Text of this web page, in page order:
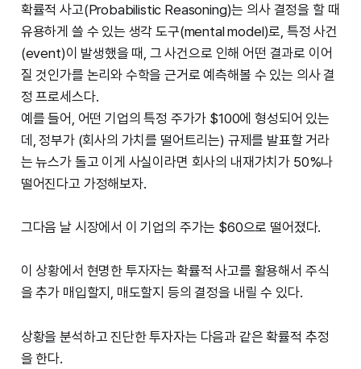
확률적 사고(Probabilistic Reasoning)는 의사 결정을 할 때
유용하게 쓸 수 있는 생각 도구(mental model)로, 특정 사건
(event)이 발생했을 때, 그 사건으로 인해 어떤 결과로 이어
질 것인가를 논리와 수학을 근거로 예측해볼 수 있는 의사 결
정 프로세스다.
예를 들어, 어떤 기업의 특정 주가가 $100에 형성되어 있는
데, 정부가 (회사의 가치를 떨어트리는) 규제를 발표할 거라
는 뉴스가 돌고 이게 사실이라면 회사의 내재가치가 50%나
떨어진다고 가정해보자.
그다음 날 시장에서 이 기업의 주가는 $60으로 떨어졌다.
이 상황에서 현명한 투자자는 확률적 사고를 활용해서 주식
을 추가 매입할지, 매도할지 등의 결정을 내릴 수 있다.
상황을 분석하고 진단한 투자자는 다음과 같은 확률적 추정
을 한다.